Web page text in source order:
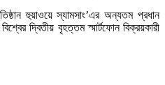
হুয়াওয়ে স্যামসাং’এর অন্যতম প্রধান
দ্বিতীয় বৃহত্তম স্মার্টফোন বিক্রয়কারী